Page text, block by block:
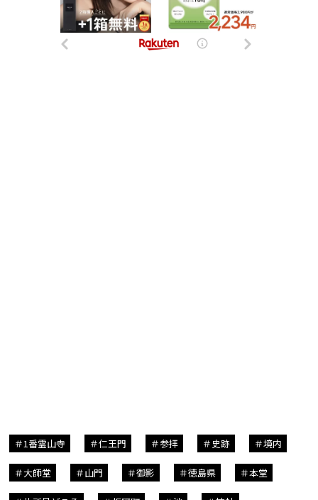
1番霊山寺 仁王門 参拝 史跡 境内
大師堂 山門 御影 徳島県 本堂